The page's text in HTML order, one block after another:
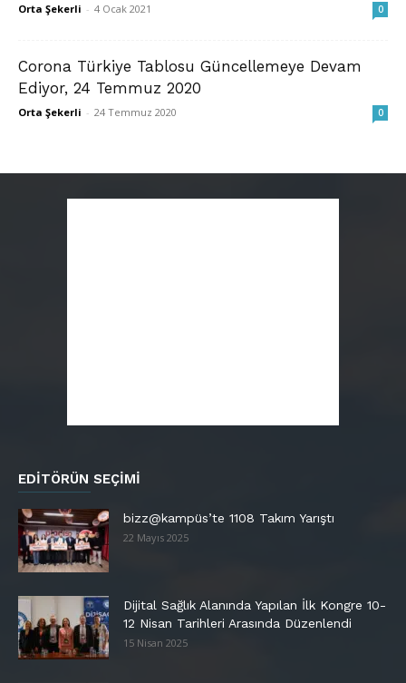
Orta Şekerli - 4 Ocak 2021 0
Corona Türkiye Tablosu Güncellemeye Devam
Ediyor, 24 Temmuz 2020
Orta Şekerli - 24 Temmuz 2020 0
EDITÖRÜN SEÇIMI
bizz@kampüs’te 1108 Takım Yarıştı
22 Mayıs 2025
Dijital Sağlık Alanında Yapılan İlk Kongre 10-
12 Nisan Tarihleri Arasında Düzenlendi
15 Nisan 2025